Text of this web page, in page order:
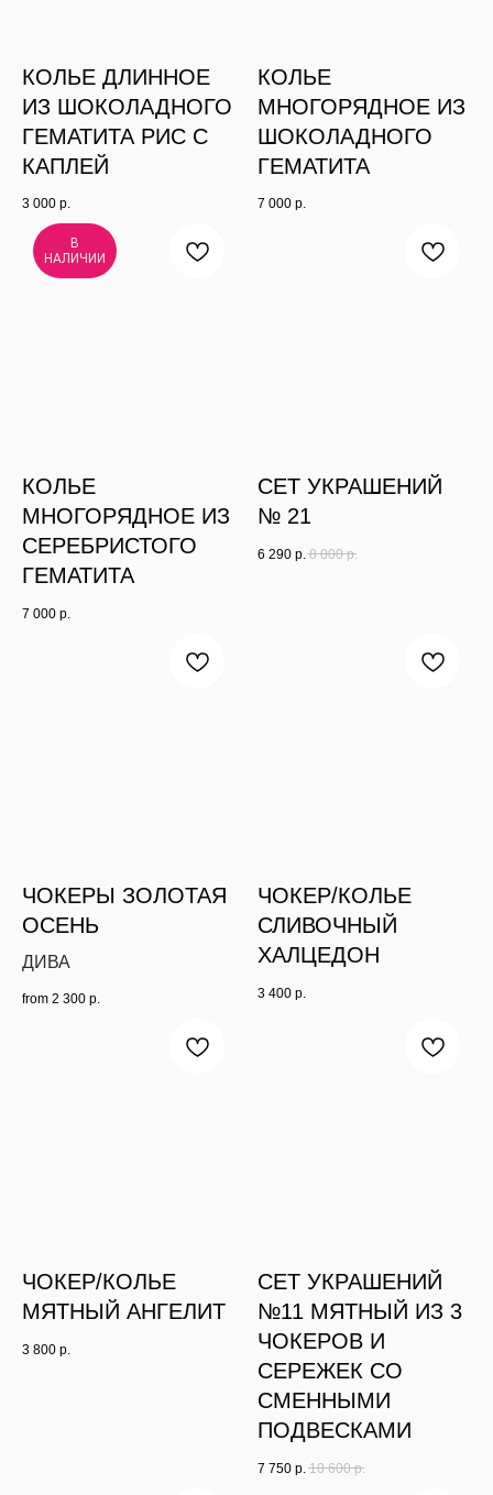
КОЛЬЕ ДЛИННОЕ
ИЗ ШОКОЛАДНОГО
ГЕМАТИТА РИС С
КАПЛЕЙ
3 000 р.
КОЛЬЕ
МНОГОРЯДНОЕ ИЗ
ШОКОЛАДНОГО
ГЕМАТИТА
7 000 р.
В
НАЛИЧИИ
КОЛЬЕ
МНОГОРЯДНОЕ ИЗ
СЕРЕБРИСТОГО
ГЕМАТИТА
7 000 р.
СЕТ УКРАШЕНИЙ
№ 21
6 290 р. 8 000 р.
ЧОКЕРЫ ЗОЛОТАЯ
ОСЕНЬ
ДИВА
from 2 300 р.
ЧОКЕР/КОЛЬЕ
СЛИВОЧНЫЙ
ХАЛЦЕДОН
3 400 р.
ЧОКЕР/КОЛЬЕ
МЯТНЫЙ АНГЕЛИТ
3 800 р.
СЕТ УКРАШЕНИЙ
№11 МЯТНЫЙ ИЗ 3
ЧОКЕРОВ И
СЕРЕЖЕК СО
СМЕННЫМИ
ПОДВЕСКАМИ
7 750 р. 10 600 р.